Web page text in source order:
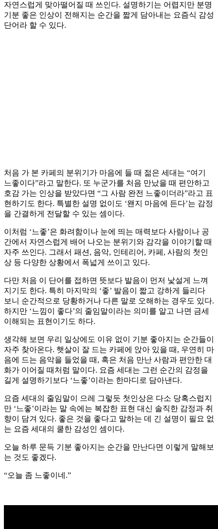
자연스럽게 맞아떨어질 때 쓰인다. 설명하기는 어렵지만 분명
기분 좋은 인상이 전해지는 순간을 짧게 담아내는 요즘식 감성
단어라 할 수 있다.
처음 가 본 카페의 분위기가 마음에 들 때 젊은 세대는 “여기
느좋이다”라고 말한다. 또 누군가를 처음 만났을 때 편안하고
호감 가는 인상을 받았다면 “그 사람 완전 느좋이더라”라고 표
현하기도 한다. 특별한 설명 없이도 ‘왠지 마음에 든다’는 감정
을 간결하게 전달할 수 있는 셈이다.
이처럼 ‘느좋’은 화려함이나 눈에 띄는 매력보다 사람이나 공
간에서 자연스럽게 배어 나오는 분위기와 감각을 이야기할 때
자주 쓰인다. 그래서 패션, 음악, 인테리어, 카페, 사람의 첫인
상 등 다양한 상황에서 폭넓게 쓰이고 있다.
다만 처음 이 단어를 접하면 뜻보다 발음이 먼저 낯설게 느껴
지기도 한다. 특히 마지막의 ‘좋’ 발음이 짧고 강하게 들리다
보니 순간적으로 당황하거나 다른 말로 오해하는 경우도 있다.
하지만 ‘느낌이 좋다’의 줄임말이라는 의미를 알고 나면 금세
이해되는 표현이기도 하다.
생각해 보면 우리 일상에도 이유 없이 기분 좋아지는 순간들이
자주 찾아온다. 햇살이 잘 드는 카페에 앉아 있을 때, 우연히 마
음에 드는 음악을 들었을 때, 혹은 처음 만난 사람과 편안한 대
화가 이어질 때처럼 말이다. 요즘 세대는 그런 순간의 감정을
길게 설명하기보다 ‘느좋’이라는 한마디로 담아낸다.
요즘 세대의 줄임말이 으레 그렇듯 첫인상은 다소 당혹스럽지
만 ‘느좋’이라는 말 속에는 복잡한 표현 대신 솔직한 감정과 취
향이 담겨 있다. 좋은 것을 좋다고 말하는 데 긴 설명이 필요 없
는 요즘 세대의 쿨한 감성인 셈이다.
오늘 하루 문득 기분 좋아지는 순간을 만난다면 이렇게 말해보
는 것도 좋겠다.
“오늘 좀 느좋이네.”